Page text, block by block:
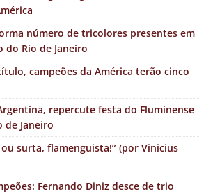
número de tricolores presentes em
do Rio de Janeiro
campeões da América terão cinco
repercute festa do Fluminense
de Janeiro
surta, flamenguista!” (por Vinicius
Fernando Diniz desce de trio